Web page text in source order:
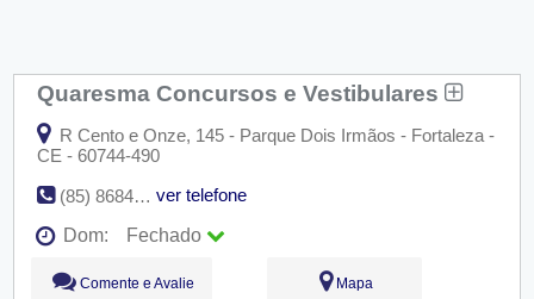
Quaresma Concursos e Vestibulares
R Cento e Onze, 145 - Parque Dois Irmãos - Fortaleza -
CE - 60744-490
(85) 8684-4146
ver telefone
Dom:
Fechado
Seg:
Ter:
09:00 - 18:00
Comente e Avalie Mapa